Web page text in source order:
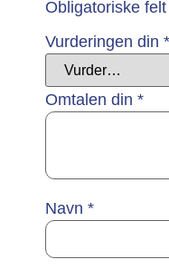
Obligatoriske
Vurderingen din *
Omtalen din *
Navn *